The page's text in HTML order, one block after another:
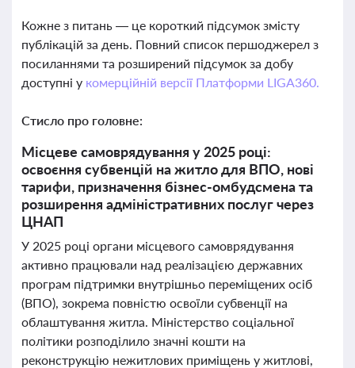
Кожне з питань — це короткий підсумок змісту
публікацій за день. Повний список першоджерел з
посиланнями та розширений підсумок за добу
доступні у комерційній версії Платформи LIGA360.
Стисло про головне:
Місцеве самоврядування у 2025 році:
освоєння субвенцій на житло для ВПО, нові
тарифи, призначення бізнес-омбудсмена та
розширення адміністративних послуг через
ЦНАП
У 2025 році органи місцевого самоврядування
активно працювали над реалізацією державних
програм підтримки внутрішньо переміщених осіб
(ВПО), зокрема повністю освоїли субвенції на
облаштування житла. Міністерство соціальної
політики розподілило значні кошти на
реконструкцію нежитлових приміщень у житлові,